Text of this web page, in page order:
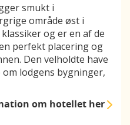
smukt i
område øst i
og er en af de
perfekt placering og
Den velholdte have
lodgens bygninger,
om hotellet her